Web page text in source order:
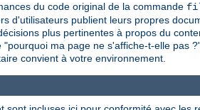
du code original de la commande
d'utilisateurs publient leurs propres
plus pertinentes à propos du
ma page ne s'affiche-t-elle pas
convient à votre environnement.